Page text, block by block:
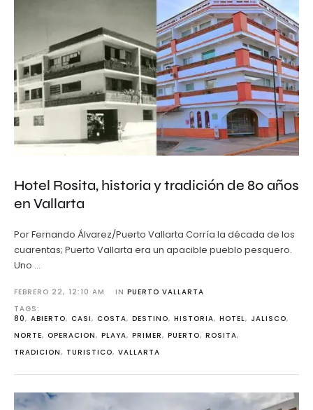
Hotel Rosita, historia y tradición de 80 años
en Vallarta
Por Fernando Álvarez/Puerto Vallarta Corría la década de los
cuarentas; Puerto Vallarta era un apacible pueblo pesquero.
Uno …
FEBRERO 22, 12:10 AM IN PUERTO VALLARTA
TAGS:
80, ABIERTO, CASI, COSTA, DESTINO, HISTORIA, HOTEL, JALISCO,
NORTE, OPERACION, PLAYA, PRIMER, PUERTO, ROSITA,
TRADICION, TURISTICO, VALLARTA